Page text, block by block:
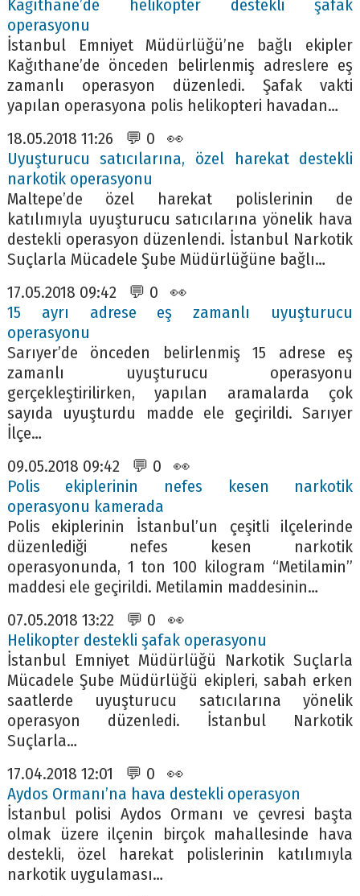
Kağıthane’de helikopter destekli şafak
operasyonu
İstanbul Emniyet Müdürlüğü’ne bağlı ekipler
Kağıthane’de önceden belirlenmiş adreslere eş
zamanlı operasyon düzenledi. Şafak vakti
yapılan operasyona polis helikopteri havadan…
18.05.2018 11:26 💬 0 👀
Uyuşturucu satıcılarına, özel harekat destekli
narkotik operasyonu
Maltepe’de özel harekat polislerinin de
katılımıyla uyuşturucu satıcılarına yönelik hava
destekli operasyon düzenlendi. İstanbul Narkotik
Suçlarla Mücadele Şube Müdürlüğüne bağlı…
17.05.2018 09:42 💬 0 👀
15 ayrı adrese eş zamanlı uyuşturucu
operasyonu
Sarıyer’de önceden belirlenmiş 15 adrese eş
zamanlı uyuşturucu operasyonu
gerçekleştirilirken, yapılan aramalarda çok
sayıda uyuşturdu madde ele geçirildi. Sarıyer
İlçe…
09.05.2018 09:42 💬 0 👀
Polis ekiplerinin nefes kesen narkotik
operasyonu kamerada
Polis ekiplerinin İstanbul’un çeşitli ilçelerinde
düzenlediği nefes kesen narkotik
operasyonunda, 1 ton 100 kilogram “Metilamin”
maddesi ele geçirildi. Metilamin maddesinin…
07.05.2018 13:22 💬 0 👀
Helikopter destekli şafak operasyonu
İstanbul Emniyet Müdürlüğü Narkotik Suçlarla
Mücadele Şube Müdürlüğü ekipleri, sabah erken
saatlerde uyuşturucu satıcılarına yönelik
operasyon düzenledi. İstanbul Narkotik
Suçlarla…
17.04.2018 12:01 💬 0 👀
Aydos Ormanı’na hava destekli operasyon
İstanbul polisi Aydos Ormanı ve çevresi başta
olmak üzere ilçenin birçok mahallesinde hava
destekli, özel harekat polislerinin katılımıyla
narkotik uygulaması…